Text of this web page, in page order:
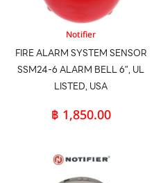
Notifier
FIRE ALARM SYSTEM SENSOR
SSM24-6 ALARM BELL 6″, UL
LISTED, USA
฿ 1,850.00